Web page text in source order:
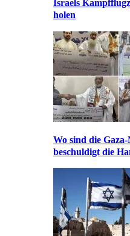
Israels
holen
Wo sind die
beschuldigt die